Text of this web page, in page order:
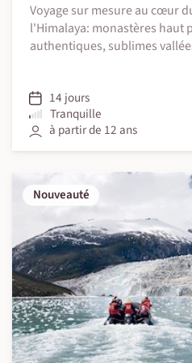
Voyage sur mesure au cœur
l'Himalaya: monastères haut
authentiques, sublimes
14 jours
Tranquille
à partir de 12 ans
Nouveauté